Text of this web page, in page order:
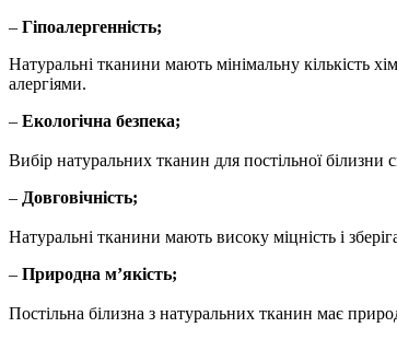
– Гіпоалергенність;
Натуральні тканини мають мінімальну кількість
алергіями.
– Екологічна безпека;
Вибір натуральних тканин для постільної
– Довговічність;
Натуральні тканини мають високу міцність і
– Природна м’якість;
Постільна білизна з натуральних тканин має